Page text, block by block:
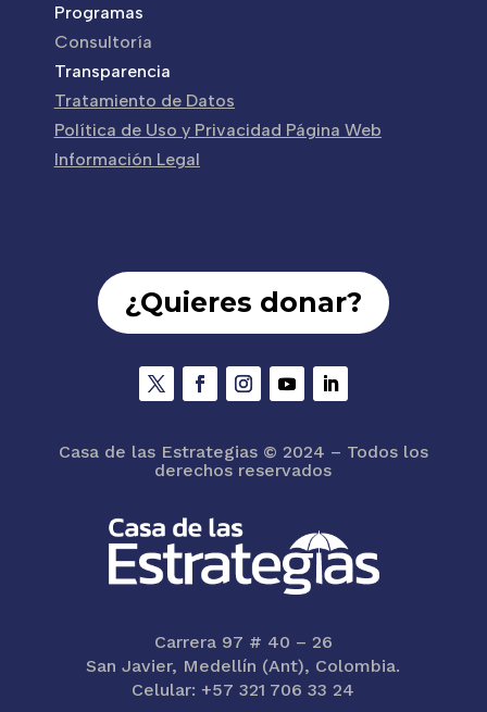
Programas
Consultoría
Transparencia
Tratamiento de Datos
Política de Uso y Privacidad Página Web
Información Legal
¿Quieres donar?
Casa de las Estrategias © 2024 – Todos los
derechos reservados
Carrera 97 # 40 – 26
San Javier, Medellín (Ant), Colombia.
Celular: +57 321 706 33 24